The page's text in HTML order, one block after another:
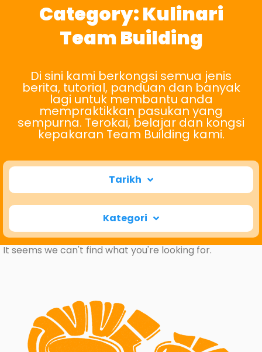
Category: Kulinari
Team Building
Di sini kami berkongsi semua jenis
berita, tutorial, panduan dan banyak
lagi untuk membantu anda
mempraktikkan pasukan yang
sempurna. Terokai, belajar dan kongsi
kepakaran Team Building kami.
Tarikh
Kategori
It seems we can't find what you're looking for.